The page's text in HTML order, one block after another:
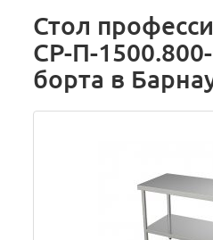
Стол
СР-П-
борта в